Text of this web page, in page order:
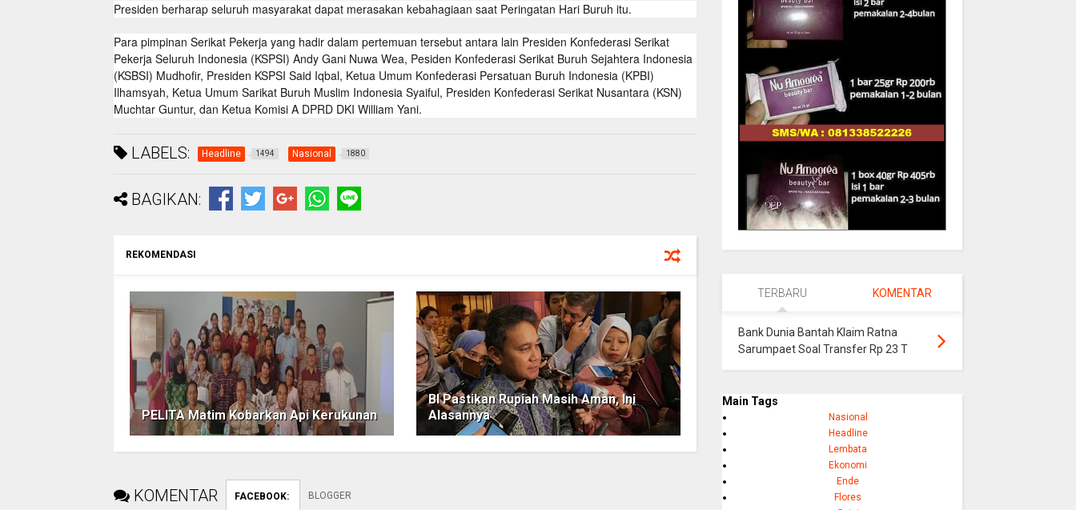
Presiden berharap seluruh masyarakat dapat merasakan kebahagiaan saat Peringatan Hari Buruh itu.
Para pimpinan Serikat Pekerja yang hadir dalam pertemuan tersebut antara lain Presiden Konfederasi Serikat
Pekerja Seluruh Indonesia (KSPSI) Andy Gani Nuwa Wea, Pesiden Konfederasi Serikat Buruh Sejahtera Indonesia
(KSBSI) Mudhofir, Presiden KSPSI Said Iqbal, Ketua Umum Konfederasi Persatuan Buruh Indonesia (KPBI)
Ilhamsyah, Ketua Umum Sarikat Buruh Muslim Indonesia Syaiful, Presiden Konfederasi Serikat Nusantara (KSN)
Muchtar Guntur, dan Ketua Komisi A DPRD DKI William Yani.
LABELS: Headline 1494 Nasional 1880
BAGIKAN:
REKOMENDASI
PELITA Matim Kobarkan Api Kerukunan
BI Pastikan Rupiah Masih Aman, Ini
Alasannya
KOMENTAR FACEBOOK: BLOGGER
TERBARU KOMENTAR
Bank Dunia Bantah Klaim Ratna
Sarumpaet Soal Transfer Rp 23 T
Main Tags
Nasional
Headline
Lembata
Ekonomi
Ende
Flores